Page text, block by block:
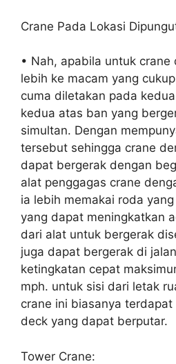
Crane Pada Lokasi
• Nah, apabila untuk crane
lebih ke macam yang
cuma diletakan pada
kedua atas ban yang
simultan. Dengan
tersebut sehingga crane
dapat bergerak dengan
alat penggagas crane
ia lebih memakai roda
yang dapat meningkatkan
dari alat untuk bergerak
juga dapat bergerak di
ketingkatan cepat
mph. untuk sisi dari letak
crane ini biasanya
deck yang dapat berputar.
Tower Crane: